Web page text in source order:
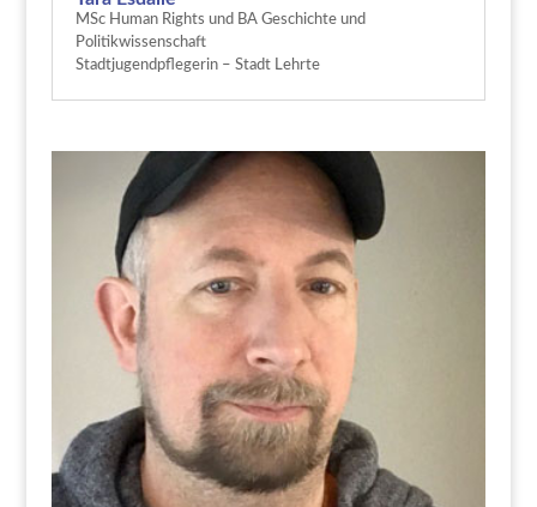
MSc Human Rights und BA Geschichte und
Politikwissenschaft
Stadtjugendpflegerin – Stadt Lehrte